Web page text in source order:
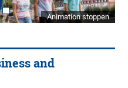
Animation stoppen
and